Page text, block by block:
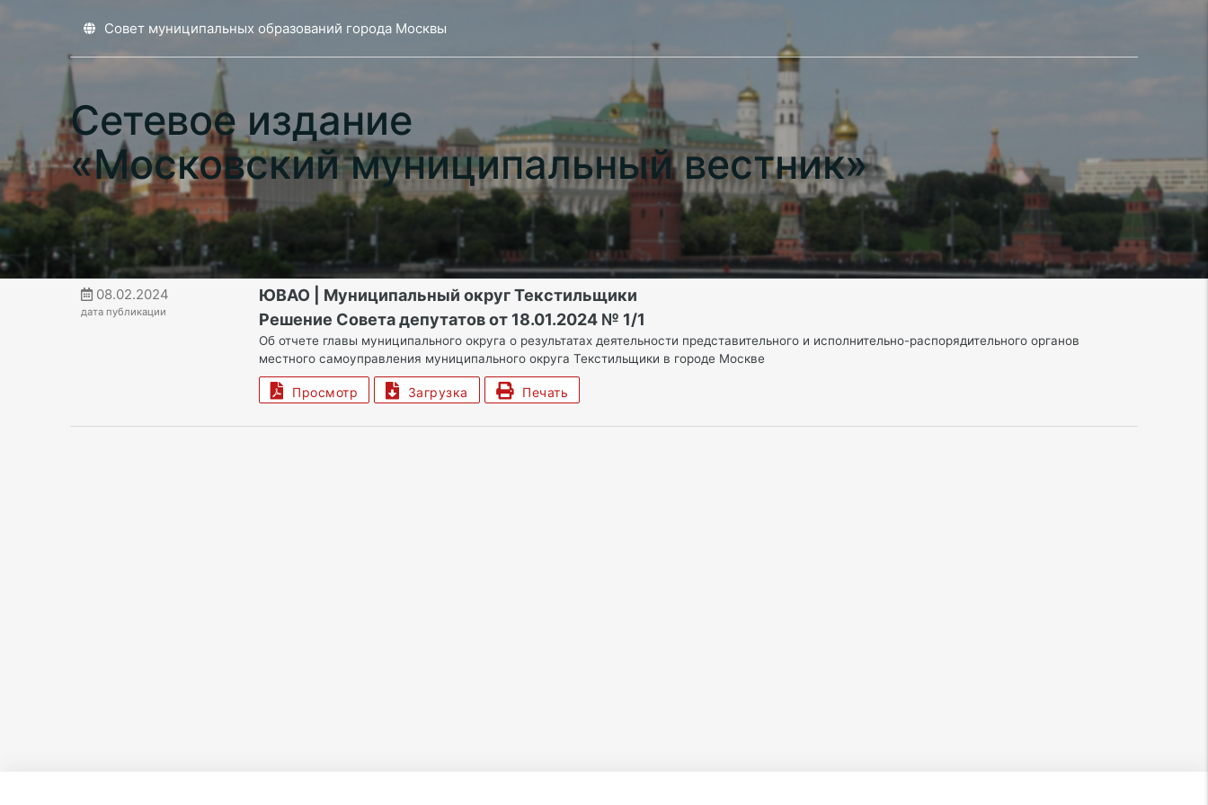
Совет муниципальных образований города Москвы
Сетевое издание
«Московский муниципальный вестник»
08.02.2024
дата публикации
ЮВАО | Муниципальный округ Текстильщики
Решение Совета депутатов от 18.01.2024 № 1/1
Об отчете главы муниципального округа о результатах деятельности представительного и исполнительно-распорядительного органов
местного самоуправления муниципального округа Текстильщики в городе Москве
Просмотр Загрузка Печать